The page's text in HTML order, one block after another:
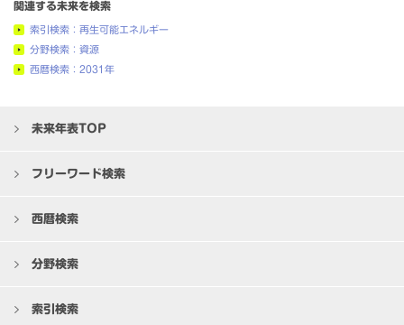
関連する未来を検索
索引検索：再生可能エネルギー
分野検索：資源
西暦検索：2031年
未来年表TOP
フリーワード検索
西暦検索
分野検索
索引検索